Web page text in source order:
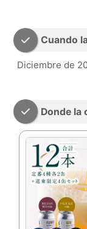
Cuando
Diciembre de
Donde la